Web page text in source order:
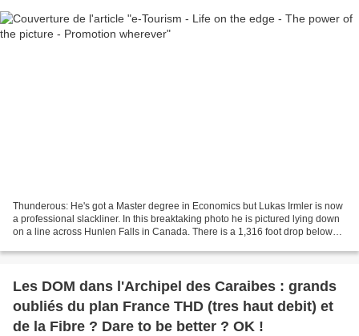
Thunderous: He's got a Master degree in Economics but Lukas Irmler is now
a professional slackliner. In this breaktaking photo he is pictured lying down
on a line across Hunlen Falls in Canada. There is a 1,316 foot drop below
Les DOM dans l'Archipel des Caraibes : grands
oubliés du plan France THD (tres haut debit) et
de la Fibre ? Dare to be better ? OK !